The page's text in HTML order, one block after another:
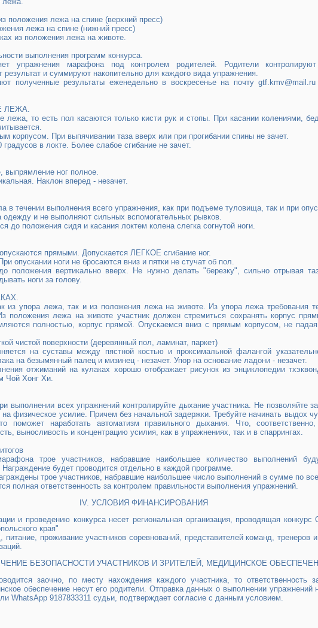
положения лежа на спине (верхний пресс)
лежа на спине (нижний пресс)
из положения лежа на животе.
выполнения программ конкурса.
упражнения марафона под контролем родителей. Родители контролируют
и суммируют накопительно для каждого вида упражнения.
полученные результаты еженедельно в воскресенье на почту
ЛЕЖА.
лежа, то есть пол касаются только кисти рук и стопы. При касании колениями,
корпусом. При выпячивании таза вверх или при прогибании спины не зачет.
в локте. Более слабое сгибание не зачет.
выпрямление ног полное.
Наклон вперед - незачет.
в течении выполнения всего упражнения, как при подъеме туловища, так и при
одежду и не выполняют сильных вспомогательных рывков.
до положения сидя и касания локтем колена слегка согнутой ноги.
прямыми. Допускается ЛЕГКОЕ сгибание ног.
опускании ноги не бросаются вниз и пятки не стучат об пол.
положения вертикально вверх. Не нужно делать "березку", сильно отрывая
ноги за голову.
из упора лежа, так и из положения лежа на животе. Из упора лежа требования
положения лежа на животе участник должен стремиться сохранять корпус
полностью, корпус прямой. Опускаемся вниз с прямым корпусом, не
чистой поверхности (деревянный пол, ламинат, паркет)
на суставы между пястной костью и проксимальной фалангой
на безымянный палец и мизинец - незачет. Упор на основание ладони - незачет.
отжиманий на кулаках хорошо отображает рисунок из энциклопедии
Чой Хонг Хи.
выполнении всех упражнений контролируйте дыхание участника. Не позволяйте
физическое усилие. Причем без начальной задержки. Требуйте начинать выдох
поможет наработать автоматизм правильного дыхания. Что,
выносливость и концентрацию усилия, как в упражнениях, так и в спаррингах.
трое участников, набравшие наибольшее количество выполнений
будет проводится отдельно в каждой программе.
трое участников, набравшие наибольшее число выполнений в сумме по
полная ответственность за контролем правильности выполнения упражнений.
IV.​ УСЛОВИЯ ФИНАНСИРОВАНИЯ
и проведению конкурса несет региональная организация, проводящая
края"
проживание участников соревнований, представителей команд, тренеров
БЕЗОПАСНОСТИ УЧАСТНИКОВ И ЗРИТЕЛЕЙ, МЕДИЦИНСКОЕ
заочно, по месту нахождения каждого участника, то ответственность
обеспечение несут его родители. Отправка данных о выполнении упражнений
WhatsApp 9187833311 судьи, подтверждает согласие с данным условием.